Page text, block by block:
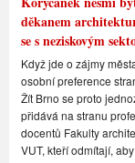
děkanem
se s neziskovým
Když jde o zájmy
osobní preference
Žít Brno se proto
přidává na stranu
docentů Fakulty
VUT, kteří odmítají,